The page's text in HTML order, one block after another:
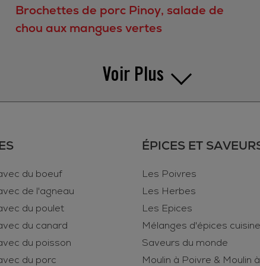
Brochettes de porc Pinoy, salade de
chou aux mangues vertes
Voir Plus
du boeuf
de l'agneau
du poulet
du canard
du poisson
du porc
ÉPICES ET
Les Poivres
Les Herbes
Les Epices
Mélanges d'épices
Saveurs du monde
Moulin à Poivre & Moulin